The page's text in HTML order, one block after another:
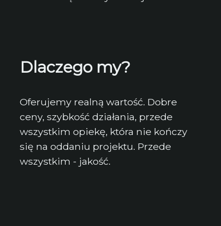
Dlaczego my?
Oferujemy realną wartość. Dobre
ceny, szybkość działania, przede
wszystkim opiekę, która nie kończy
się na oddaniu projektu. Przede
wszystkim - jakość.